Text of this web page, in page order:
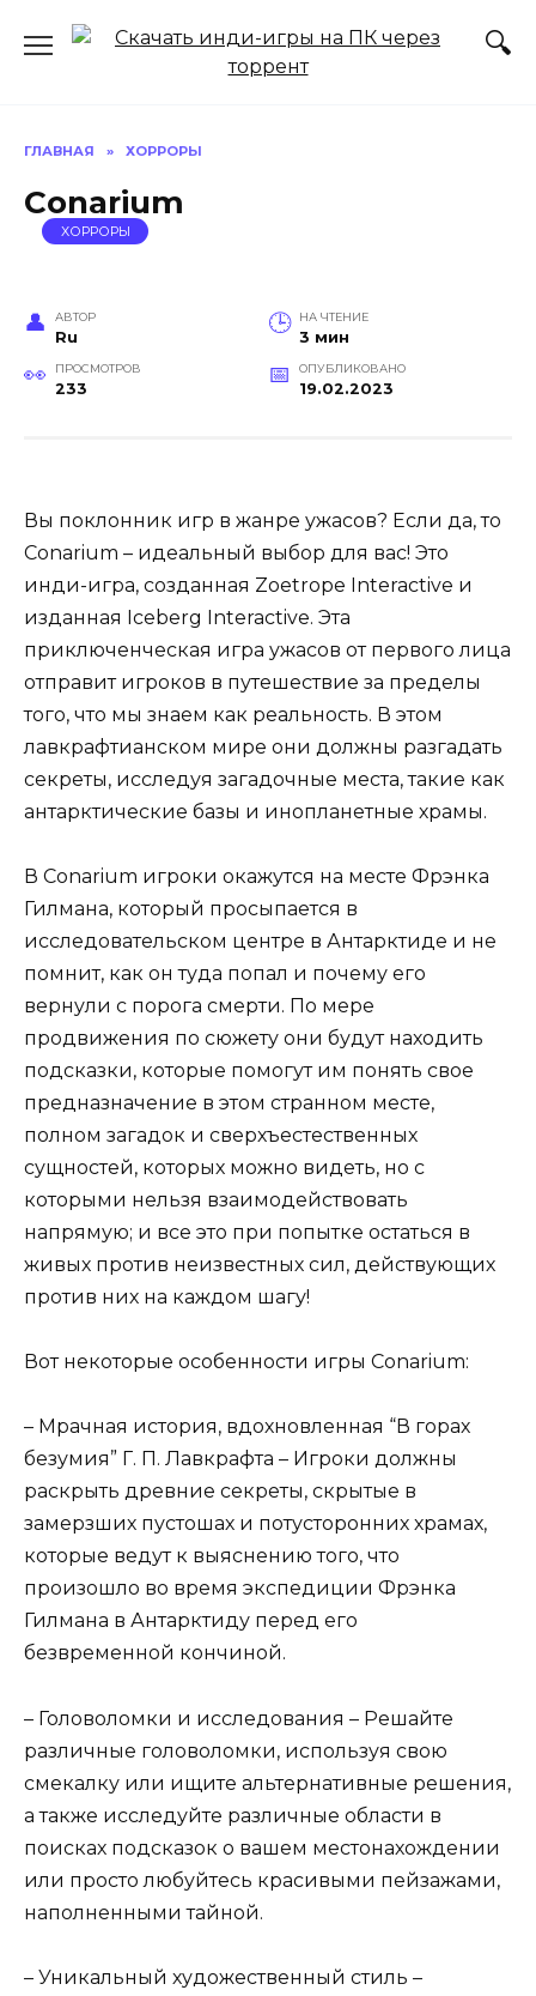
ГЛАВНАЯ » ХОРРОРЫ
Conarium
ХОРРОРЫ
АВТОР
Ru
НА ЧТЕНИЕ
3 мин
ПРОСМОТРОВ
233
ОПУБЛИКОВАНО
19.02.2023
Вы поклонник игр в жанре ужасов? Если да, то
Conarium – идеальный выбор для вас! Это
инди-игра, созданная Zoetrope Interactive и
изданная Iceberg Interactive. Эта
приключенческая игра ужасов от первого лица
отправит игроков в путешествие за пределы
того, что мы знаем как реальность. В этом
лавкрафтианском мире они должны разгадать
секреты, исследуя загадочные места, такие как
антарктические базы и инопланетные храмы.
В Conarium игроки окажутся на месте Фрэнка
Гилмана, который просыпается в
исследовательском центре в Антарктиде и не
помнит, как он туда попал и почему его
вернули с порога смерти. По мере
продвижения по сюжету они будут находить
подсказки, которые помогут им понять свое
предназначение в этом странном месте,
полном загадок и сверхъестественных
сущностей, которых можно видеть, но с
которыми нельзя взаимодействовать
напрямую; и все это при попытке остаться в
живых против неизвестных сил, действующих
против них на каждом шагу!
Вот некоторые особенности игры Conarium:
– Мрачная история, вдохновленная “В горах
безумия” Г. П. Лавкрафта – Игроки должны
раскрыть древние секреты, скрытые в
замерзших пустошах и потусторонних храмах,
которые ведут к выяснению того, что
произошло во время экспедиции Фрэнка
Гилмана в Антарктиду перед его
безвременной кончиной.
– Головоломки и исследования – Решайте
различные головоломки, используя свою
смекалку или ищите альтернативные решения,
а также исследуйте различные области в
поисках подсказок о вашем местонахождении
или просто любуйтесь красивыми пейзажами,
наполненными тайной.
– Уникальный художественный стиль –